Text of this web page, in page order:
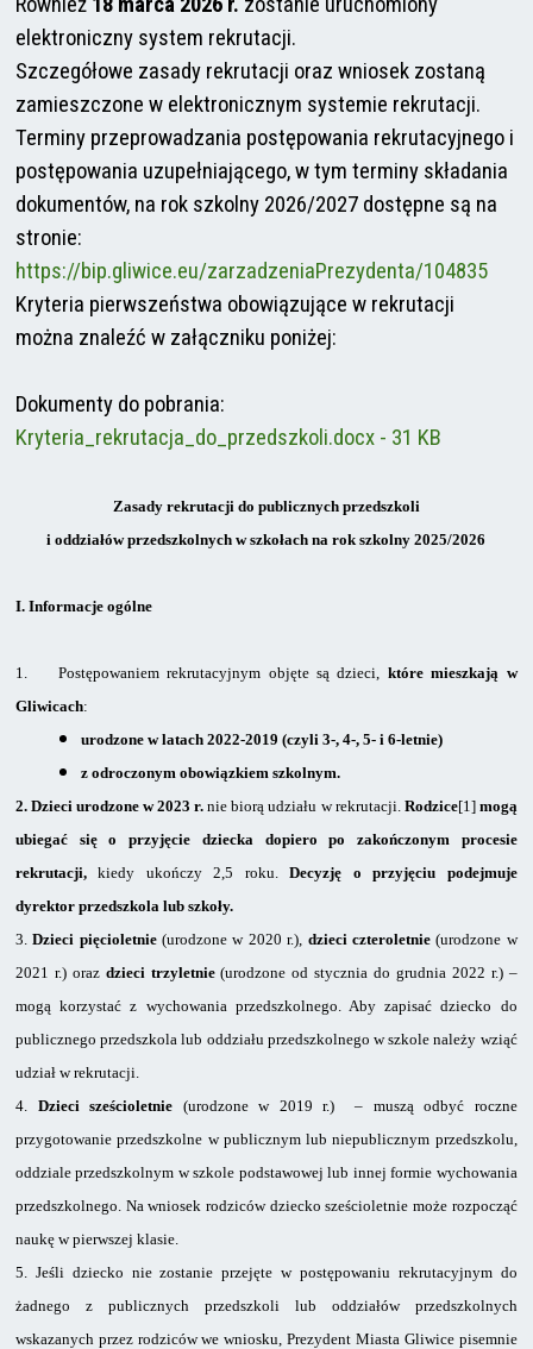
elektroniczny system rekrutacji.
Szczegółowe zasady rekrutacji oraz wniosek zostaną
zamieszczone w elektronicznym systemie rekrutacji.
Terminy przeprowadzania postępowania rekrutacyjnego i
postępowania uzupełniającego, w tym terminy składania
dokumentów, na rok szkolny 2026/2027 dostępne są na
stronie:
https://bip.gliwice.eu/zarzadzeniaPrezydenta/104835
Kryteria pierwszeństwa obowiązujące w rekrutacji
można znaleźć w załączniku poniżej:
Dokumenty do pobrania:
Kryteria_rekrutacja_do_przedszkoli.docx - 31 KB
Zasady rekrutacji do publicznych przedszkoli
i oddziałów przedszkolnych w szkołach na rok szkolny 2025/2026
I. Informacje ogólne
1. Postępowaniem rekrutacyjnym objęte są dzieci, które mieszkają w
Gliwicach:
urodzone w latach 2022-2019 (czyli 3-, 4-, 5- i 6-letnie)
z odroczonym obowiązkiem szkolnym.
2. Dzieci urodzonew 2023 r. nie biorą udziału w rekrutacji. Rodzice[1]mogą
ubiegać się o przyjęcie dziecka dopiero po zakończonym procesie
rekrutacji,kiedy ukończy 2,5 roku.Decyzję o przyjęciu podejmuje
dyrektor przedszkola lub szkoły.
3. Dzieci pięcioletnie(urodzone w 2020 r.), dzieci czteroletnie(urodzone w
2021 r.) oraz dzieci trzyletnie(urodzone od stycznia do grudnia 2022 r.) –
mogą korzystać z wychowania przedszkolnego. Aby zapisać dziecko do
publicznego przedszkola lub oddziału przedszkolnego w szkole należy wziąć
udział w rekrutacji.
4. Dzieci sześcioletnie (urodzone w 2019 r.) – muszą odbyć roczne
przygotowanie przedszkolne w publicznym lub niepublicznym przedszkolu,
oddziale przedszkolnym w szkole podstawowej lub innej formie wychowania
przedszkolnego. Na wniosek rodziców dziecko sześcioletnie może rozpocząć
naukę w pierwszej klasie.
5. Jeśli dziecko nie zostanie przejęte w postępowaniu rekrutacyjnym do
żadnego z publicznych przedszkoli lub oddziałów przedszkolnych
wskazanych przez rodziców we wniosku, Prezydent Miasta Gliwice pisemnie